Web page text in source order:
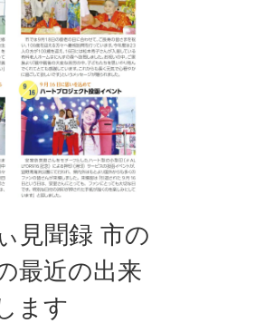
見聞録 市の
最近の出来
ます